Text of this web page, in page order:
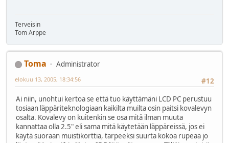
Terveisin
Tom Arppe
Toma
Administrator
#12
elokuu 13, 2005, 18:34:56
Ai niin, unohtui kertoa se että tuo käyttämäni LCD PC perustuu
tosiaan läppäriteknologiaan kaikilta muilta osin paitsi kovalevyn
osalta. Kovalevy on kuitenkin se osa mitä ilman muuta
kannattaa olla 2.5" eli sama mitä käytetään läppäreissä, jos ei
käytä suoraan muistikorttia, tarpeeksi suurta kokoa rupeaa jo